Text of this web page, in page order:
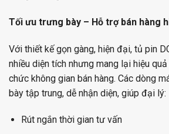
Tối ưu trưng bày – Hỗ trợ bán hàng
Với thiết kế gọn gàng, hiện đại, tủ pin
nhiều diện tích nhưng mang lại hiệu
chức không gian bán hàng. Các dòng
bày tập trung, dễ nhận diện, giúp đại lý:
Rút ngắn thời gian tư vấn